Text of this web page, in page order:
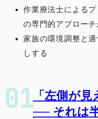
作業療法士による
の専門的アプローチ
家族の環境調整と
しする
「左側が
── それは